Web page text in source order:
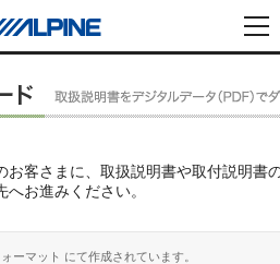
お客さまに、取扱説明書や取付説明書
お進みください。
ーマット にて作成されています。